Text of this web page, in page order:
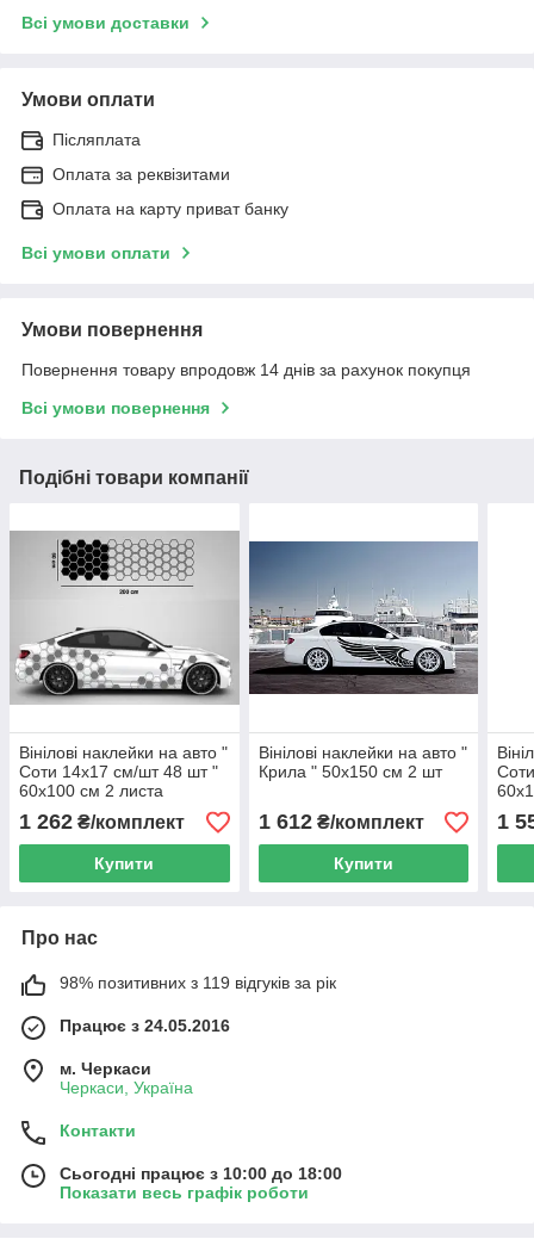
Всі умови доставки
Умови оплати
Післяплата
Оплата за реквізитами
Оплата на карту приват банку
Всі умови оплати
Умови повернення
Повернення товару впродовж 14 днів за рахунок покупця
Всі умови повернення
Подібні товари компанії
Вінілові наклейки на авто "
Соти 14х17 см/шт 48 шт "
60х100 см 2 листа
1 262 ₴/комплект
Купити
Вінілові наклейки на авто "
Крила " 50х150 см 2 шт
1 612₴/комплект
Купити
1
Про нас
98% позитивних з 119 відгуків за рік
Працює з 24.05.2016
м. Черкаси
Черкаси, Україна
Контакти
Сьогодні працює з 10:00 до 18:00
Показати весь графік роботи